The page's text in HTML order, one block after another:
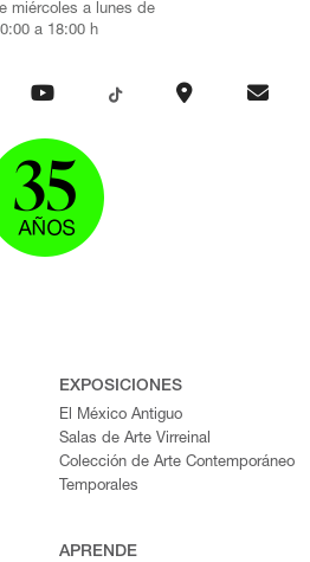
miércoles a lunes de
a 18:00 h
EXPOSICIONES
El México Antiguo
Salas de Arte Virreinal
Colección de Arte Contemporáneo
Temporales
APRENDE